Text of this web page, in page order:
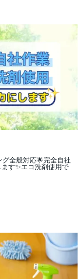
全般対応🌟完全自社
す✨️エコ洗剤使用で